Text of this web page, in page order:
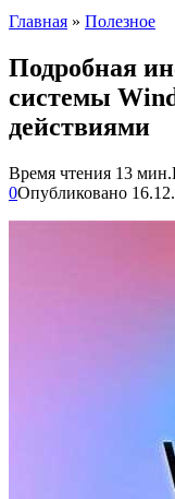
Главная » Полезное
Подробная
системы
действиями
Время чтения 13 мин.
0Опубликовано